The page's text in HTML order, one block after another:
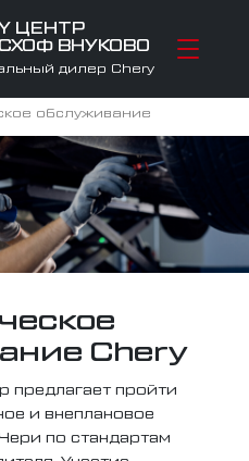
ЦЕНТР
ВНУКОВО
дилер Chery
обслуживание
Chery
предлагает пройти
и внеплановое
по стандартам